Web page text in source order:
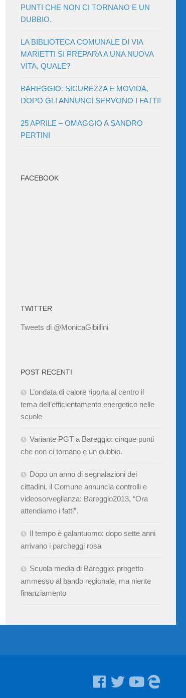
PUNTI CHE NON CI TORNANO E UN
DUBBIO.
LA BIBLIOTECA COMUNALE DI VIA
MARIETTI SI PREPARA A UNA NUOVA
VITA, QUALE?
BAREGGIO: SICUREZZA E MOVIDA,
DOPO GLI ANNUNCI SERVONO I FATTI!
25 APRILE – OMAGGIO A SANDRO
PERTINI
FACEBOOK
TWITTER
Tweets di @MonicaGibillini
POST RECENTI
L’ondata di calore riporta al centro il
tema dell’efficientamento energetico nelle
scuole
Variante PGT a Bareggio: cinque punti
che non ci tornano e un dubbio.
Dopo un anno di segnalazioni dei
cittadini, il Comune annuncia controlli e
videosorveglianza: Bareggio2013, “Ora
attendiamo i fatti”.
Il tempo è galantuomo: dopo sette anni
arrivano i parcheggi rosa
Scuola media di Bareggio: progetto
ammesso al bando regionale, ma niente
finanziamento